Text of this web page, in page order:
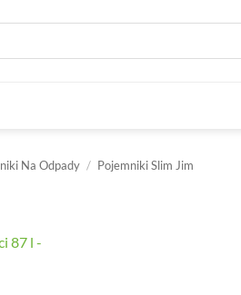
Na Odpady / Pojemniki Slim Jim